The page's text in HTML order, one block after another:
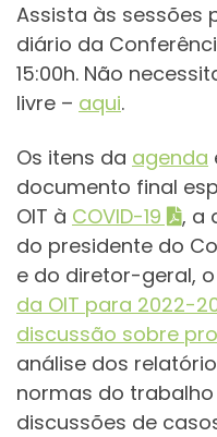
Assista às sessões
diário da
15:00h. Não
livre – aqui.
Os itens da agenda
documento final
OIT à COVID-19
, a
do presidente do
e do diretor-geral, o
da OIT para 2022-
discussão sobre
análise dos
normas do
discussões de